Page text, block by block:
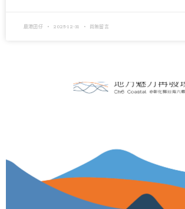
鹿港囝仔 2025-12-31 尚無留言